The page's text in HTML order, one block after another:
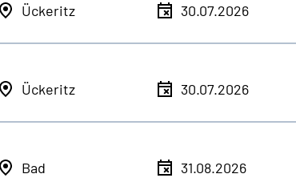
Ückeritz 30.07.2026
Ückeritz 30.07.2026
Bad
31.08.2026